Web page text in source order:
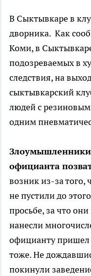
В Сыктывкаре в
дворника. Как
Коми, в
подозреваемых в
следствия, на
сыктывкарский
людей с
одним
Злоумышленники
официанта
возник из-за
не пустили до
просьбе, за что
нанесли
официанту пришел
тоже. Не
покинули